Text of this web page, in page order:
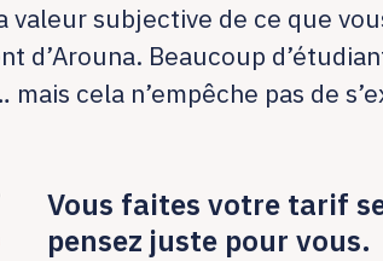
valeur subjective de ce que
d’Arouna. Beaucoup
mais cela n’empêche pas de
Vous faites votre tarif
pensez juste pour vous.